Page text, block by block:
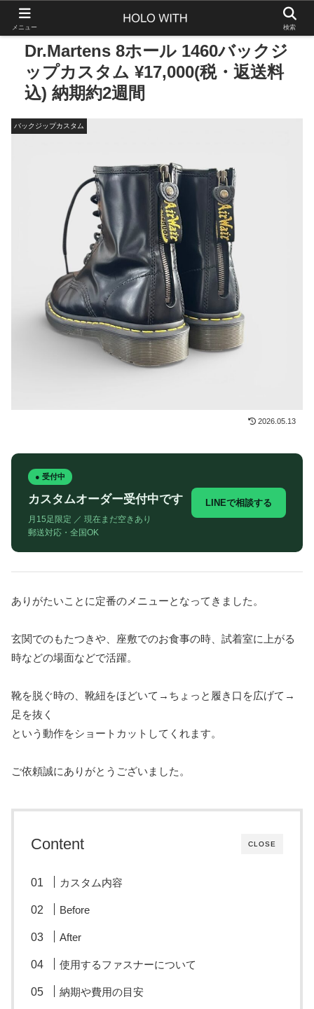
Dr.Martens 8ホール 1460バックジ
ップカスタム ¥17,000(税・返送料
込) 納期約2週間
バックジップカスタム
2026.05.13
● 受付中
カスタムオーダー受付中です
月15足限定 ／ 現在まだ空きあり
郵送対応・全国OK
LINEで相談する
ありがたいことに定番のメニューとなってきました。
玄関でのもたつきや、座敷でのお食事の時、試着室に上がる
時などの場面などで活躍。
靴を脱ぐ時の、靴紐をほどいて→ちょっと履き口を広げて→
足を抜く
という動作をショートカットしてくれます。
ご依頼誠にありがとうございました。
CLOSE
Content
カスタム内容
Before
After
使用するファスナーについて
納期や費用の目安
メニュー 検索